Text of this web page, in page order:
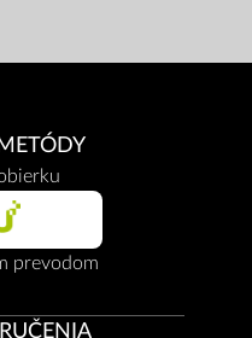
prevodom